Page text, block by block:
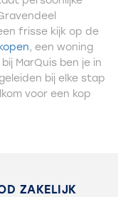
frisse kijk op de
, een woning
MarQuis ben je in
bij elke stap
voor een kop
ZAKELIJK